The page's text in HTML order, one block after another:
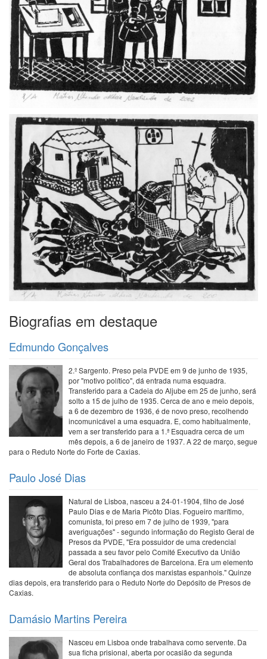
Biografias em destaque
Edmundo Gonçalves
2.º Sargento. Preso pela PVDE em 9 de junho de 1935,
por "motivo político", dá entrada numa esquadra.
Transferido para a Cadeia do Aljube em 25 de junho, será
solto a 15 de julho de 1935. Cerca de ano e meio depois,
a 6 de dezembro de 1936, é de novo preso, recolhendo
incomunicável a uma esquadra. E, como habitualmente,
vem a ser transferido para a 1.ª Esquadra cerca de um
mês depois, a 6 de janeiro de 1937. A 22 de março, segue
para o Reduto Norte do Forte de Caxias.
Paulo José Dias
Natural de Lisboa, nasceu a 24-01-1904, filho de José
Paulo Dias e de Maria Picôto Dias. Fogueiro marítimo,
comunista, foi preso em 7 de julho de 1939, "para
averiguações" - segundo informação do Registo Geral de
Presos da PVDE, "Era possuidor de uma credencial
passada a seu favor pelo Comité Executivo da União
Geral dos Trabalhadores de Barcelona. Era um elemento
de absoluta confiança dos marxistas espanhois." Quinze
dias depois, era transferido para o Reduto Norte do Depósito de Presos de
Caxias.
Damásio Martins Pereira
Nasceu em Lisboa onde trabalhava como servente. Da
sua ficha prisional, aberta por ocasião da segunda